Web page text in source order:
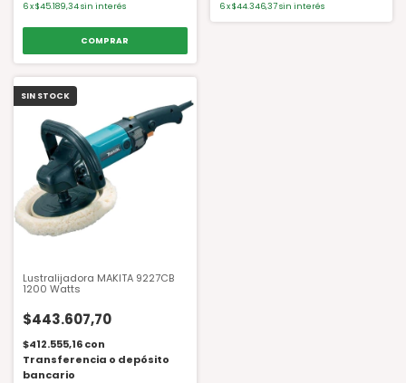
6x$45.189,34sin interés 6 x$44.346,37 sin interés
SIN STOCK
Lustralijadora MAKITA 9227CB
1200 Watts
$443.607,70
$412.555,16con
Transferencia o depósito
bancario